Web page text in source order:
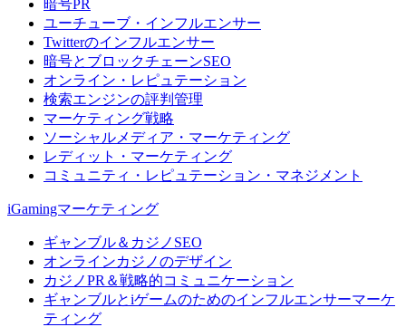
暗号PR
ユーチューブ・インフルエンサー
Twitterのインフルエンサー
暗号とブロックチェーンSEO
オンライン・レピュテーション
検索エンジンの評判管理
マーケティング戦略
ソーシャルメディア・マーケティング
レディット・マーケティング
コミュニティ・レピュテーション・マネジメント
iGamingマーケティング
ギャンブル＆カジノSEO
オンラインカジノのデザイン
カジノPR＆戦略的コミュニケーション
ギャンブルとiゲームのためのインフルエンサーマーケ
ティング